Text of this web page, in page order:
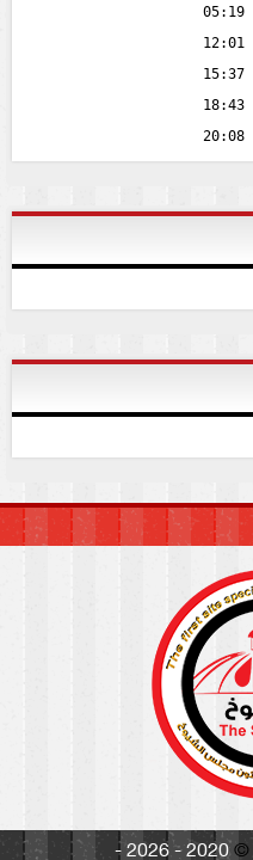
05:19
12:01
15:37
18:43
20:08
©
2020 - 2026 -